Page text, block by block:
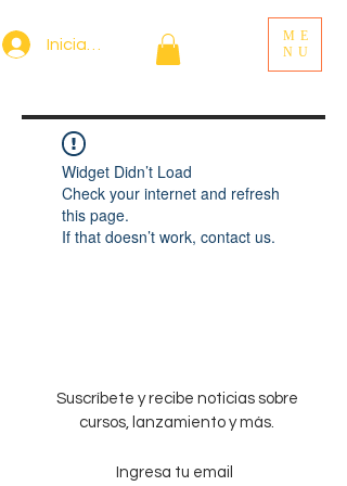
Iniciar sesión
ME
NU
Widget Didn’t Load
Check your internet and refresh
this page.
If that doesn’t work, contact us.
Suscríbete y recibe noticias sobre
cursos, lanzamiento y más.